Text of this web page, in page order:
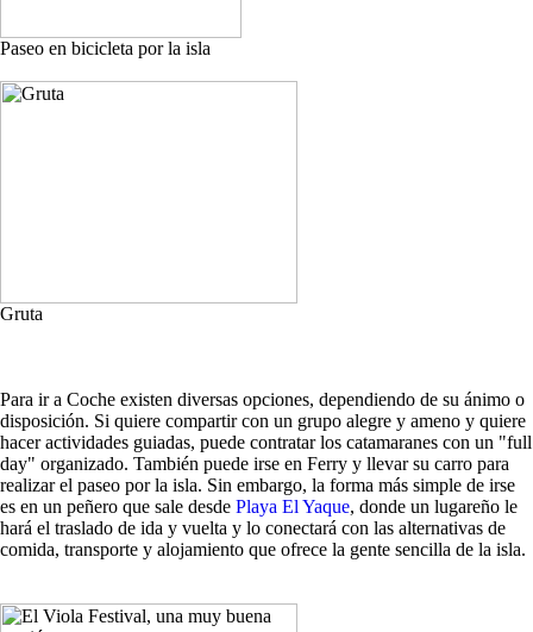
Paseo en bicicleta por la isla
Gruta
Para ir a Coche existen diversas opciones, dependiendo de su ánimo o
disposición. Si quiere compartir con un grupo alegre y ameno y quiere
hacer actividades guiadas, puede contratar los catamaranes con un "full
day" organizado. También puede irse en Ferry y llevar su carro para
realizar el paseo por la isla. Sin embargo, la forma más simple de irse
es en un peñero que sale desde Playa El Yaque, donde un lugareño le
hará el traslado de ida y vuelta y lo conectará con las alternativas de
comida, transporte y alojamiento que ofrece la gente sencilla de la isla.